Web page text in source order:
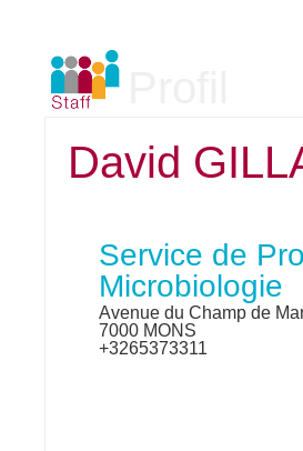
David
Service de
Microbiologie
Avenue du Champ de
7000 MONS
+3265373311